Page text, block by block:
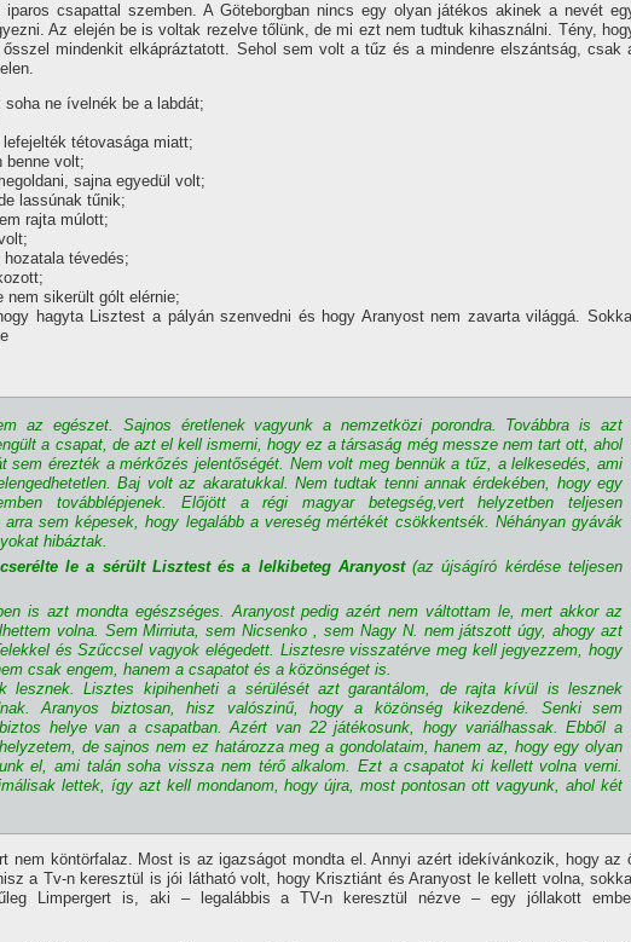
csapattal szemben. A Göteborgban nincs egy olyan játékos akinek a nevét
Az elején be is voltak rezelve tőlünk, de mi ezt nem tudtuk kihasználni. Tény,
mindenkit elkápráztatott. Sehol sem volt a tűz és a mindenre elszántság, csak
ne í­velnék be a labdát;
tétovasága miatt;
benne volt;
sajna egyedül volt;
lassúnak tűnik;
rajta múlott;
tévedés;
nem sikerült gólt elérnie;
hagyta Lisztest a pályán szenvedni és hogy Aranyost nem zavarta világgá.
az egészet. Sajnos éretlenek vagyunk a nemzetközi porondra. Továbbra is azt
a csapat, de azt el kell ismerni, hogy ez a társaság még messze nem tart ott, ahol
sem érezték a mérkőzés jelentőségét. Nem volt meg bennük a tűz, a lelkesedés, ami
Baj volt az akaratukkal. Nem tudtak tenni annak érdekében, hogy egy
továbblépjenek. Előjött a régi magyar betegség,vert helyzetben teljesen
sem képesek, hogy legalább a vereség mértékét csökkentsék. Néhányan gyávák
hibáztak.
le a sérült Lisztest és a lelkibeteg Aranyost(az újságí­ró kérdése teljesen
is azt mondta egészséges. Aranyost pedig azért nem váltottam le, mert akkor az
volna. Sem Mirriuta, sem Nicsenko , sem Nagy N. nem játszott úgy, ahogy azt
és Szűccsel vagyok elégedett. Lisztesre visszatérve meg kell jegyezzem, hogy
csak engem, hanem a csapatot és a közönséget is.
lesznek. Lisztes kipihenheti a sérülését azt garantálom, de rajta kí­vül is lesznek
Aranyos biztosan, hisz valószinű, hogy a közönség kikezdené. Senki sem
helye van a csapatban. Azért van 22 játékosunk, hogy variálhassak. Ebből a
de sajnos nem ez határozza meg a gondolataim, hanem az, hogy egy olyan
el, ami talán soha vissza nem térő alkalom. Ezt a csapatot ki kellett volna verni.
lettek, í­gy azt kell mondanom, hogy újra, most pontosan ott vagyunk, ahol két
nem köntörfalaz. Most is az igazságot mondta el. Annyi azért idekí­vánkozik, hogy az
a Tv-n keresztül is jói látható volt, hogy Krisztiánt és Aranyost le kellett volna,
Limpergert is, aki – legalábbis a TV-n keresztül nézve – egy jóllakott